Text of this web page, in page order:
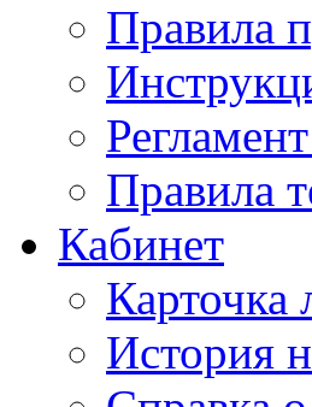
Правила
Правила
Кабинет
Карточка
История